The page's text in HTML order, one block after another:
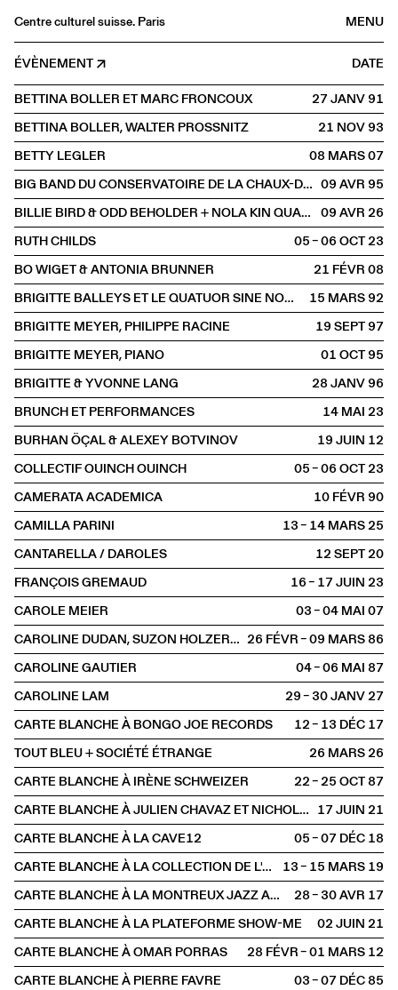
MENU
Centre culturel suisse. Paris
Agenda
Librairie
Buvette
Archives
Médiathèque
Éditions
Informations
FR/EN
SCÈNE
ÉVÈNEMENT
DATE
BETTINA BOLLER ET MARC FRONCOUX
27 JANV1991
BETTINA BOLLER, WALTER PROSSNITZ
21 NOV1993
BETTY LEGLER
08 MARS2007
BIG BAND DU CONSERVATOIRE DE LA CHAUX-DE-FONDS 09 AVR1995
BILLIE BIRD & ODD BEHOLDER + NOLA KIN QUARTET
09 AVR2026
RUTH CHILDS
05 – 06 OCT2023
BO WIGET & ANTONIA BRUNNER
21 FÉVR2008
BRIGITTE BALLEYS ET LE QUATUOR SINE NOMINE
15 MARS1992
BRIGITTE MEYER, PHILIPPE RACINE
19 SEPT1997
BRIGITTE MEYER, PIANO
01 OCT1995
BRIGITTE & YVONNE LANG
28 JANV1996
BRUNCH ET PERFORMANCES
14 MAI2023
BURHAN ÖÇAL & ALEXEY BOTVINOV
19 JUIN2012
COLLECTIF OUINCH OUINCH
05 – 06 OCT2023
CAMERATA ACADEMICA
10 FÉVR1990
CAMILLA PARINI
13 – 14 MARS2025
CANTARELLA / DAROLES
12 SEPT2020
FRANÇOIS GREMAUD
16 – 17 JUIN2023
CAROLE MEIER
03 – 04 MAI2007
CAROLINE DUDAN, SUZON HOLZER, SYLVAIN RICHARD 26 FÉVR – 09 MARS1986
CAROLINE GAUTIER
04 – 06 MAI1987
CAROLINE LAM
29 – 30 JANV2027
CARTE BLANCHE À BONGO JOE RECORDS
12 – 13 DÉC2017
TOUT BLEU + SOCIÉTÉ ÉTRANGE
26 MARS2026
CARTE BLANCHE À IRÈNE SCHWEIZER
22 – 25 OCT1987
CARTE BLANCHE À JULIEN CHAVAZ ET NICHOLAS STÜCKLIN 17 JUIN2021
CARTE BLANCHE À LA CAVE12
05 – 07 DÉC2018
CARTE BLANCHE À LA COLLECTION DE L'ART BRUT AVEC GUSTAVO GIACOSA
13 – 15 MARS2019
CARTE BLANCHE À LA MONTREUX JAZZ ARTISTS FOUNDATION
28 – 30 AVR2017
CARTE BLANCHE À LA PLATEFORME SHOW-ME
02 JUIN2021
CARTE BLANCHE À OMAR PORRAS
28 FÉVR – 01 MARS2012
CARTE BLANCHE À PIERRE FAVRE
03 – 07 DÉC1985